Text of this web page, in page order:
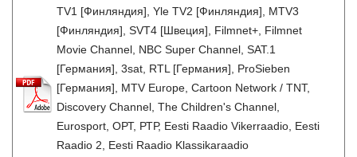
TV1 [Финляндия], Yle TV2 [Финляндия], MTV3
[Финляндия], SVT4 [Швеция], Filmnet+, Filmnet
Movie Channel, NBC Super Channel, SAT.1
[Германия], 3sat, RTL [Германия], ProSieben
[Германия], MTV Europe, Cartoon Network / TNT,
Discovery Channel, The Children's Channel,
Eurosport, ОРТ, РТР, Eesti Raadio Vikerraadio, Eesti
Raadio 2, Eesti Raadio Klassikaraadio